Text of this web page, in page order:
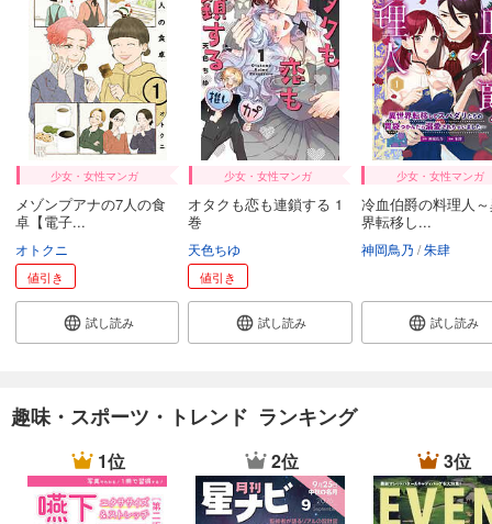
子供の科学 2025年1月号
734円 (税込)
カート
試し読み
あらすじを表示する
子供の科学 2024年12月号
734円 (税込)
カート
あらすじを表示する
子供の科学 2024年11月号
子供の科学 2024年10月号
少女・女性マンガ
メゾンプアナの7人の食
卓【電子...
オトクニ
値引き
試し読み
少女・女性マンガ
オタクも恋も連鎖する 1
巻
天色ちゆ
値引き
試し読み
少女・女性マンガ
冷血伯爵の料理人
界転移し...
神岡鳥乃 朱肆
試し読み
趣味・スポーツ・トレンド ランキング
1位 2位 3位